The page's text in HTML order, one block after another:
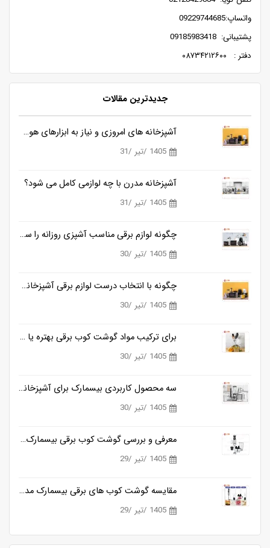
واتساپ:09229744685
پشتیبانی: 09185983418
دفتر : ۰۸۷۳۴۲۱۲۶۰۰
جدیدترین مقالات
آشپزخانه های امروزی و نیاز به ابزارهای هوشمندتر
1405 /تیر /31
آشپزخانه مدرن با چه لوازمی کامل می شود؟
1405 /تیر /31
چگونه لوازم برقی مناسب آشپزی روزانه را ساده تر می کنند؟
1405 /تیر /30
چگونه با انتخاب درست لوازم برقی آشپزخانه، زمان آشپزی را نصف کنیم؟
1405 /تیر /30
برای ترکیب مواد گوشت کوب برقی بهتره یا مخلوط کن؟
1405 /تیر /30
سه محصول کاربردی بیسمارک برای آشپزخانه های مدرن
1405 /تیر /30
معرفی و بررسی گوشت کوب برقی بیسمارک مدل BM3315
1405 /تیر /29
مقایسه گوشت کوب های برقی بیسمارک مدل BM3315 و BM3316
1405 /تیر /29